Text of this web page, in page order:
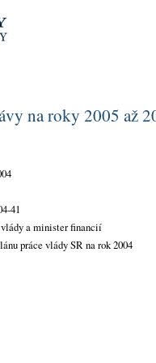
na roky 2005 až
41
vlády a minister financií
práce vlády SR na rok 2004